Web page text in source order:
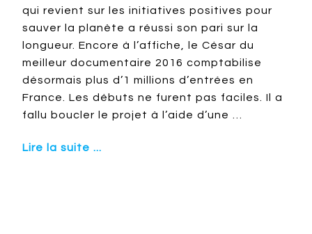
qui revient sur les initiatives positives pour
sauver la planète a réussi son pari sur la
longueur. Encore à l’affiche, le César du
meilleur documentaire 2016 comptabilise
désormais plus d’1 millions d’entrées en
France. Les débuts ne furent pas faciles. Il a
fallu boucler le projet à l’aide d’une …
Lire la suite ...